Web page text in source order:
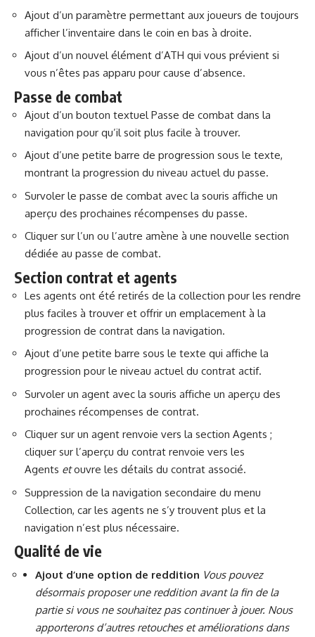
Ajout d’un paramètre permettant aux joueurs de toujours
afficher l’inventaire dans le coin en bas à droite.
Ajout d’un nouvel élément d’ATH qui vous prévient si
vous n’êtes pas apparu pour cause d’absence.
Passe de combat
Ajout d’un bouton textuel Passe de combat dans la
navigation pour qu’il soit plus facile à trouver.
Ajout d’une petite barre de progression sous le texte,
montrant la progression du niveau actuel du passe.
Survoler le passe de combat avec la souris affiche un
aperçu des prochaines récompenses du passe.
Cliquer sur l’un ou l’autre amène à une nouvelle section
dédiée au passe de combat.
Section contrat et agents
Les agents ont été retirés de la collection pour les rendre
plus faciles à trouver et offrir un emplacement à la
progression de contrat dans la navigation.
Ajout d’une petite barre sous le texte qui affiche la
progression pour le niveau actuel du contrat actif.
Survoler un agent avec la souris affiche un aperçu des
prochaines récompenses de contrat.
Cliquer sur un agent renvoie vers la section Agents ;
cliquer sur l’aperçu du contrat renvoie vers les
Agents etouvre les détails du contrat associé.
Suppression de la navigation secondaire du menu
Collection, car les agents ne s’y trouvent plus et la
navigation n’est plus nécessaire.
Qualité de vie
Ajout d’une option de reddition Vous pouvez
désormais proposer une reddition avant la fin de la
partie si vous ne souhaitez pas continuer à jouer. Nous
apporterons d’autres retouches et améliorations dans